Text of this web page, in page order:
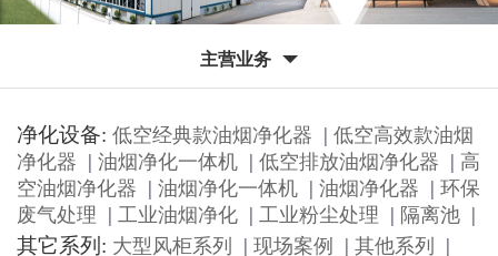
主营业务
净化设备: 低空经典款油烟净化器 | 低空高效款油烟
净化器 | 油烟净化一体机 | 低空排放油烟净化器 | 高
空油烟净化器 | 油烟净化一体机 | 油烟净化器 | 环保
废气处理 | 工业油烟净化 | 工业粉尘处理 | 隔离池 |
其它系列: 大型风柜系列 | 现场案例 | 其他系列 |